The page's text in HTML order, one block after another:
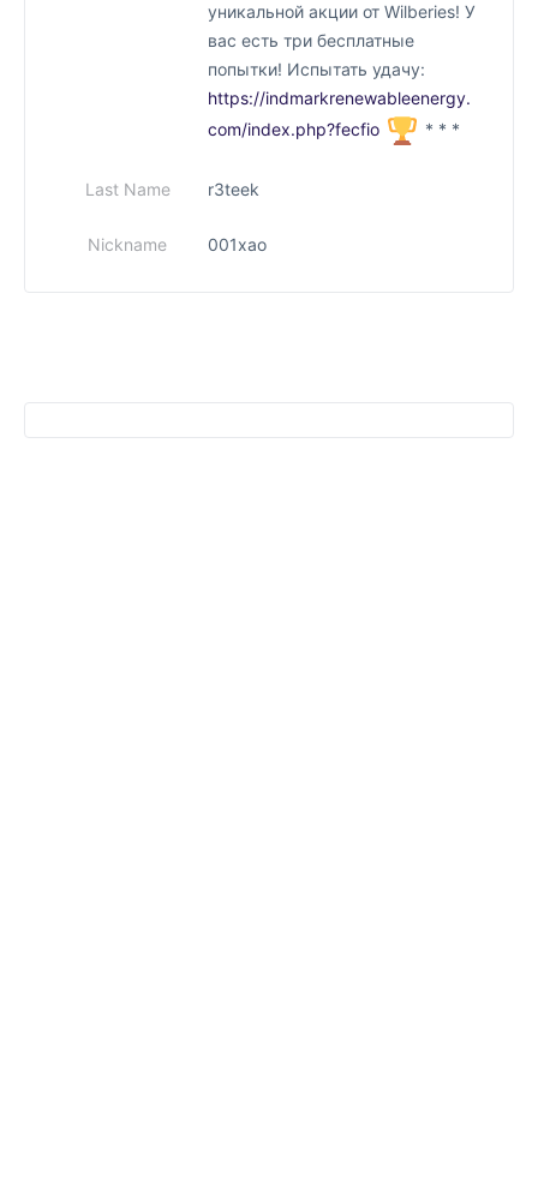
уникальной акции от Wilberies! У
вас есть три бесплатные
попытки! Испытать удачу:
https://indmarkrenewableenergy.
com/index.php?fecfio
* * *
Last Name r3teek
Nickname 001xao